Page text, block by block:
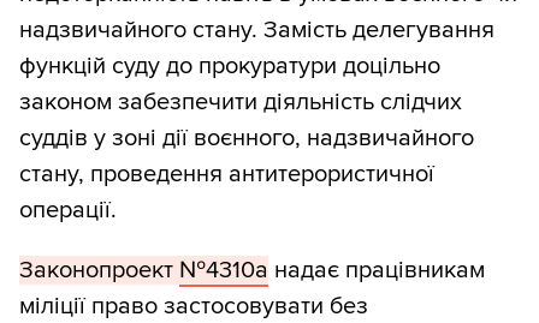
надзвичайного стану. Замість делегування
функцій суду до прокуратури доцільно
законом забезпечити діяльність слідчих
суддів у зоні дії воєнного, надзвичайного
стану, проведення антитерористичної
операції.
Законопроект №4310а надає працівникам
міліції право застосовувати без